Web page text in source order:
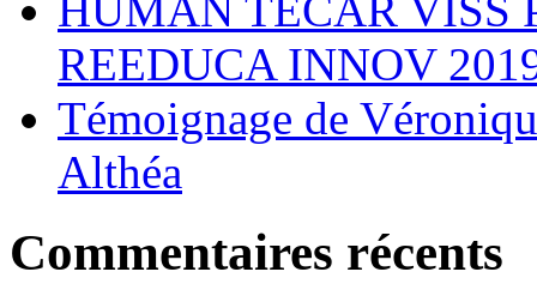
HUMAN TECAR VISS
REEDUCA INNOV
Témoignage de
Althéa
Commentaires récents